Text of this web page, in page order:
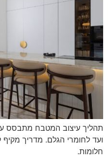
עיצוב המטבח מתבסס על
לחומרי הגלם. מדריך מקיף